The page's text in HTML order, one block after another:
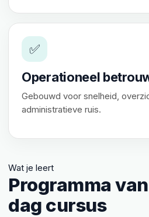
✅
Operationeel
Gebouwd voor snelheid,
administratieve ruis.
Wat je leert
Programma
dag cursus